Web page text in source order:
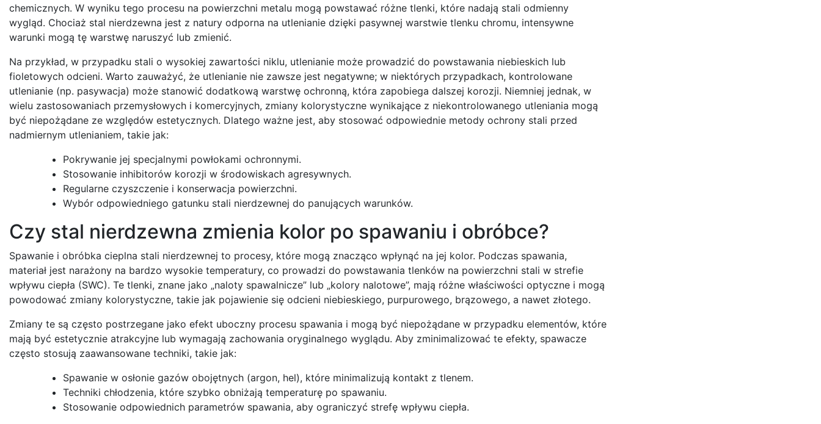
chemicznych. W wyniku tego procesu na powierzchni metalu mogą powstawać różne tlenki, które nadają stali odmienny
wygląd. Chociaż stal nierdzewna jest z natury odporna na utlenianie dzięki pasywnej warstwie tlenku chromu, intensywne
warunki mogą tę warstwę naruszyć lub zmienić.
Na przykład, w przypadku stali o wysokiej zawartości niklu, utlenianie może prowadzić do powstawania niebieskich lub
fioletowych odcieni. Warto zauważyć, że utlenianie nie zawsze jest negatywne; w niektórych przypadkach, kontrolowane
utlenianie (np. pasywacja) może stanowić dodatkową warstwę ochronną, która zapobiega dalszej korozji. Niemniej jednak, w
wielu zastosowaniach przemysłowych i komercyjnych, zmiany kolorystyczne wynikające z niekontrolowanego utleniania mogą
być niepożądane ze względów estetycznych. Dlatego ważne jest, aby stosować odpowiednie metody ochrony stali przed
nadmiernym utlenianiem, takie jak:
Pokrywanie jej specjalnymi powłokami ochronnymi.
Stosowanie inhibitorów korozji w środowiskach agresywnych.
Regularne czyszczenie i konserwacja powierzchni.
Wybór odpowiedniego gatunku stali nierdzewnej do panujących warunków.
Czy stal nierdzewna zmienia kolor po spawaniu i obróbce?
Spawanie i obróbka cieplna stali nierdzewnej to procesy, które mogą znacząco wpłynąć na jej kolor. Podczas spawania,
materiał jest narażony na bardzo wysokie temperatury, co prowadzi do powstawania tlenków na powierzchni stali w strefie
wpływu ciepła (SWC). Te tlenki, znane jako „naloty spawalnicze” lub „kolory nalotowe”, mają różne właściwości optyczne i mogą
powodować zmiany kolorystyczne, takie jak pojawienie się odcieni niebieskiego, purpurowego, brązowego, a nawet złotego.
Zmiany te są często postrzegane jako efekt uboczny procesu spawania i mogą być niepożądane w przypadku elementów, które
mają być estetycznie atrakcyjne lub wymagają zachowania oryginalnego wyglądu. Aby zminimalizować te efekty, spawacze
często stosują zaawansowane techniki, takie jak:
Spawanie w osłonie gazów obojętnych (argon, hel), które minimalizują kontakt z tlenem.
Techniki chłodzenia, które szybko obniżają temperaturę po spawaniu.
Stosowanie odpowiednich parametrów spawania, aby ograniczyć strefę wpływu ciepła.